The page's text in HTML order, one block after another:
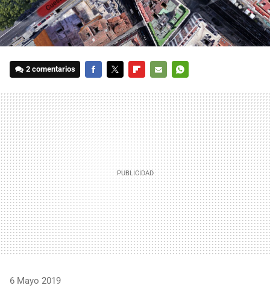
2 comentarios
MAIL
6 Mayo 2019